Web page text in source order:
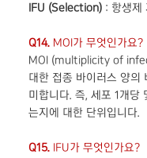
IFU (Selection) : 항생제
Q14.MOI가 무엇인가요?
MOI (multiplicity of
대한 접종 바이러스 양의
미합니다. 즉, 세포 1개당
는지에 대한 단위입니다.
Q15.IFU가 무엇인가요?